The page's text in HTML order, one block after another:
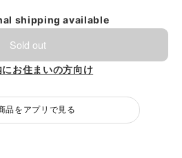
shipping available
Sold out
にお住まいの方向け
品をアプリで見る